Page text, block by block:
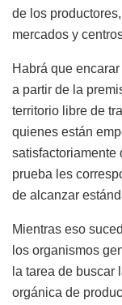
de los
mercados y
Habrá que
a partir de la
territorio libre de
quienes están
satisfactoriamente
prueba les
de alcanzar
Mientras eso
los organismos
la tarea de buscar
orgánica de